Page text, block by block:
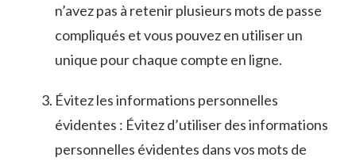
n’avez pas à‌ retenir plusieurs mots de passe
compliqués et ⁢vous pouvez en utiliser un
unique‌ pour chaque⁢ compte en ligne.
Évitez ⁤les ‌informations personnelles
⁢évidentes : Évitez d’utiliser des informations
personnelles⁢ évidentes dans​ vos mots de